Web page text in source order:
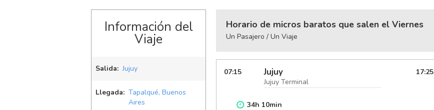
Información del
Viaje
Salida: Jujuy
Llegada: Tapalqué, Buenos
Aires
Horario de micros baratos que salen el Viernes
Un Pasajero / Un Viaje
07:15 Jujuy
Jujuy Terminal
17:25
34h 10min